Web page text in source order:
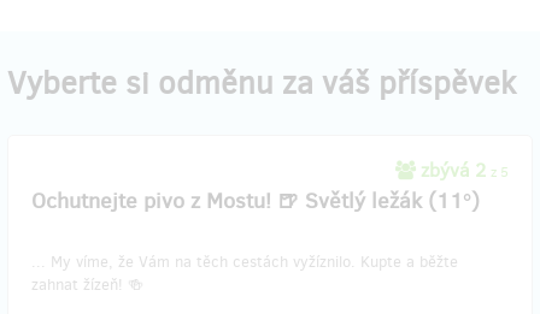
Vyberte si odměnu za váš příspěvek
zbývá 2 z 5
Ochutnejte pivo z Mostu! 🍺 Světlý ležák (11°)
... My víme, že Vám na těch cestách vyžíznilo. Kupte a běžte
zahnat žízeň! 🍻